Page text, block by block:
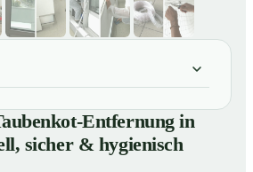
Entfernung in Hülsede –
hygienisch
Taubenkot-Entfernung in
Entfernung in
sicher & hygienisch